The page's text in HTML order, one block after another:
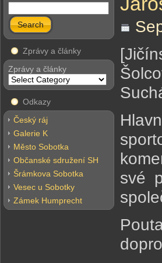
Search
Zprávy a články
Zprávy a články
Odkazy
Český ráj
Galerie K
Město Sobotka
Občanské sdružení SH
Šrámkova Sobotka
Vesec u Sobotky
Zámek Humprecht
své